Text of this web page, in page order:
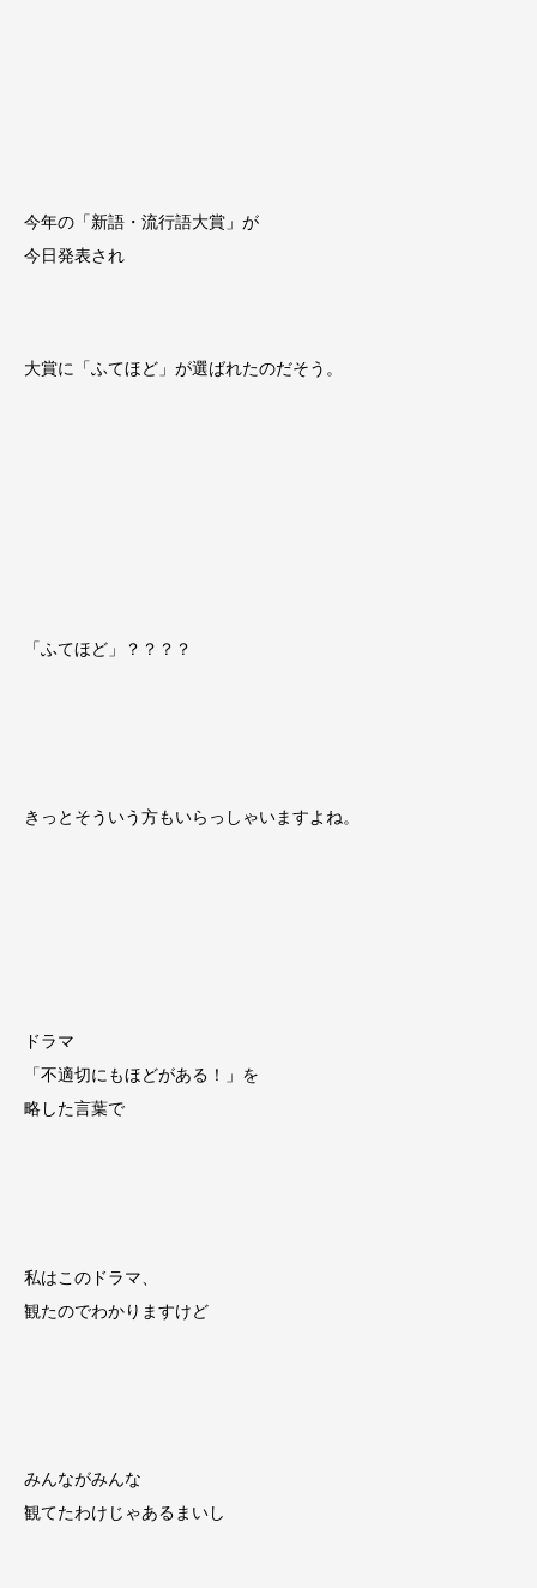
今年の 「新語・流行語大賞」が
今日発表され
大賞に「ふてほど」が選ばれたのだそう。
「ふてほど」？？？？
きっとそういう方もいらっしゃいますよね。
ドラマ
「不適切にもほどがある！」を
略した言葉で
私はこのドラマ、
観たのでわかりますけど
みんながみんな
観てたわけじゃあるまいし